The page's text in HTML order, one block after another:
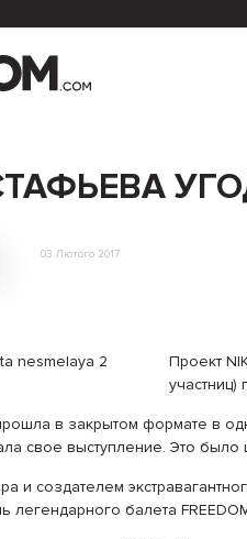
03 Лютого 2017
Проект
в закрытом формате в
свое выступление. Это было
и создателем
легендарного балета